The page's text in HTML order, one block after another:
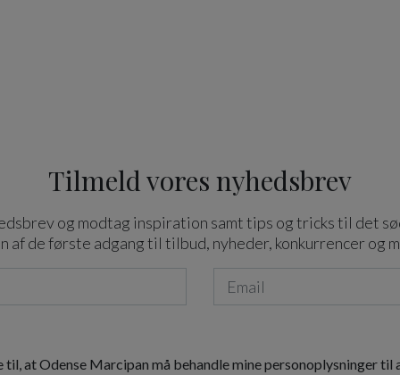
Tilmeld vores nyhedsbrev
og modtag inspiration samt tips og tricks til det
af de første adgang til tilbud, nyheder, konkurrencer og
til, at Odense Marcipan må behandle mine personoplysninger til